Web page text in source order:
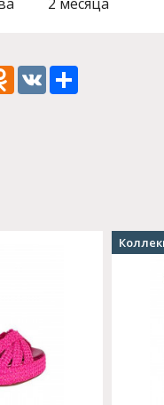
Odnoklassniki
VK